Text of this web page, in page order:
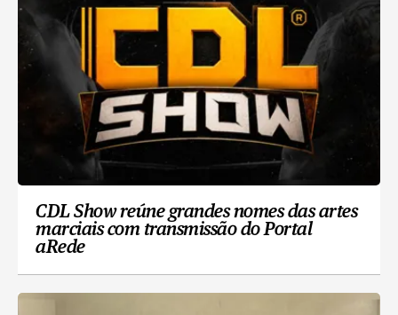
CDL Show reúne grandes nomes das artes
marciais com transmissão do Portal
aRede